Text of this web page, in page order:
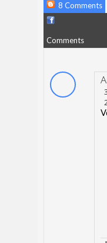
8 Comments
Comments